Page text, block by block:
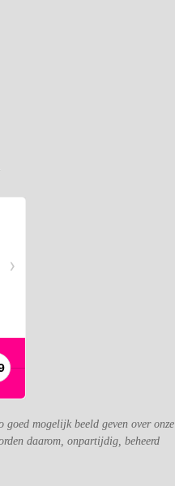
goed mogelijk beeld geven over onze
daarom, onpartijdig, beheerd